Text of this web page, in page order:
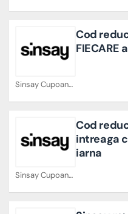
Sinsay Cupoane
Cod
FIECARE
Sinsay Cupoane
Cod
intreaga
iarna